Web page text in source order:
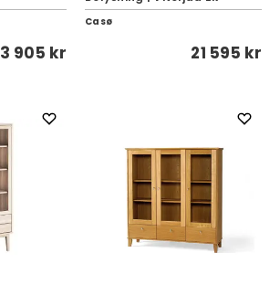
3 905 kr
Casø
21 595 kr